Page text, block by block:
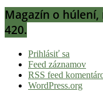
Magazín o
420.
Prihlásiť sa
Feed záznamov
RSS feed
WordPress.org